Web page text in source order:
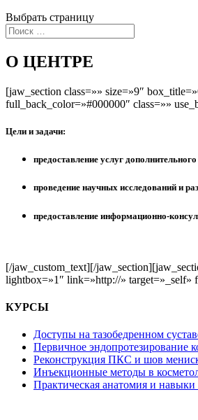
Выбрать страницу
О ЦЕНТРЕ
[jaw_section class=»» size=»9″
full_back_color=»#000000″ class=»»
Цели и задачи:
предоставление услуг
проведение научных исследований и
предоставление информационно-
[/jaw_custom_text][/
lightbox=»1″ link=»http://» target=»_self»
КУРСЫ
Доступы на тазобедренном
Первичное эндопротезирование
Реконструкция ПКС и шов
Инъекционные методы в
Практическая анатомия и